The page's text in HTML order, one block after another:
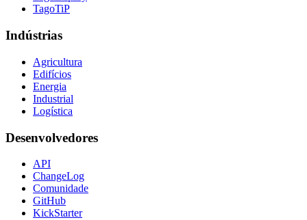
TagoTiP
Indústrias
Agricultura
Edifícios
Energia
Industrial
Logística
Desenvolvedores
API
ChangeLog
Comunidade
GitHub
KickStarter